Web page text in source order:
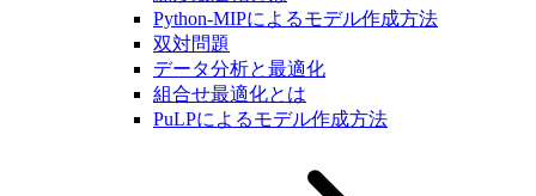
Python-MIPによるモデル作成方法
双対問題
データ分析と最適化
組合せ最適化とは
PuLPによるモデル作成方法